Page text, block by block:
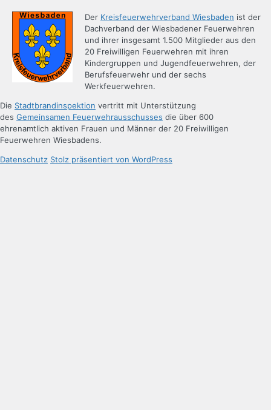
Der Kreisfeuerwehrverband Wiesbaden ist der
Dachverband der Wiesbadener Feuerwehren
und ihrer insgesamt 1.500 Mitglieder aus den
20 Freiwilligen Feuerwehren mit ihren
Kindergruppen und Jugendfeuerwehren, der
Berufsfeuerwehr und der sechs
Werkfeuerwehren.
Die Stadtbrandinspektion vertritt mit Unterstützung
des Gemeinsamen Feuerwehrausschusses die über 600
ehrenamtlich aktiven Frauen und Männer der 20 Freiwilligen
Feuerwehren Wiesbadens.
Datenschutz Stolz präsentiert von WordPress